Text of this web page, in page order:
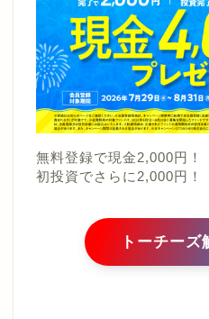
無料登録で現金2,000円！
初投資でさらに2,000円！
トーチー